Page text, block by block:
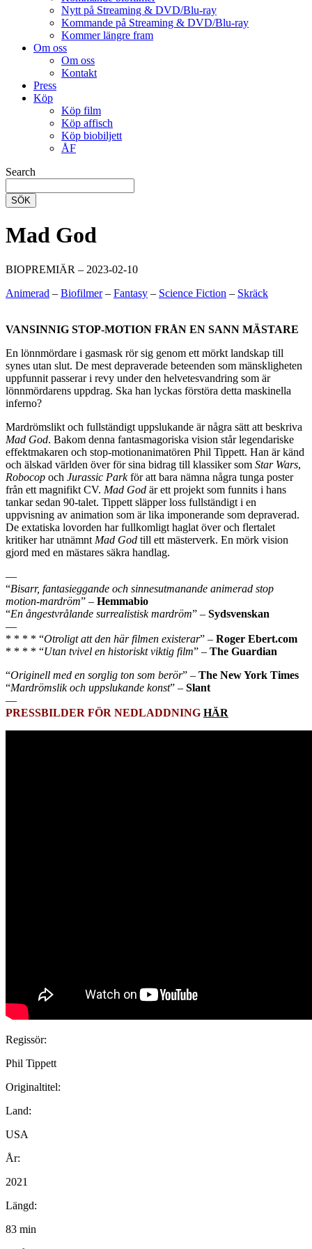
Nytt på Streaming & DVD/Blu-ray
Kommande på Streaming & DVD/Blu-ray
Kommer längre fram
Om oss
Om oss
Kontakt
Press
Köp
Köp film
Köp affisch
Köp biobiljett
ÅF
Search
SÖK
Mad God
BIOPREMIÄR – 2023-02-10
Animerad – Biofilmer– Fantasy – Science Fiction – Skräck
VANSINNIG STOP-MOTION FRÅN EN SANN MÄSTARE
En lönnmördare i gasmask rör sig genom ett mörkt landskap till
synes utan slut. De mest depraverade beteenden som mänskligheten
uppfunnit passerar i revy under den helvetesvandring som är
lönnmördarens uppdrag. Ska han lyckas förstöra detta maskinella
inferno?
Mardrömslikt och fullständigt uppslukande är några sätt att beskriva
Mad God. Bakom denna fantasmagoriska vision står legendariske
effektmakaren och stop-motionanimatören Phil Tippett. Han är känd
och älskad världen över för sina bidrag till klassiker som Star Wars,
Robocop och Jurassic Parkför att bara nämna några tunga poster
från ett magnifikt CV. Mad God är ett projekt som funnits i hans
tankar sedan 90-talet. Tippett släpper loss fullständigt i en
uppvisning av animation som är lika imponerande som depraverad.
De extatiska lovorden har fullkomligt haglat över och flertalet
kritiker har utnämnt Mad God till ett mästerverk. En mörk vision
gjord med en mästares säkra handlag.
—
“Bisarr, fantasieggande och sinnesutmanande animerad stop
motion-mardröm” – Hemmabio
“En ångestvrålande surrealistisk mardröm” – Sydsvenskan
—
* * * * “Otroligt att den här filmen existerar” – Roger Ebert.com
* * * * “Utan tvivel en historiskt viktig film” – The Guardian
“Originell med en sorglig ton som berör” – The New York Times
“Mardrömslik och uppslukande konst” – Slant
—
PRESSBILDER FÖR NEDLADDNING HÄR
Regissör:
Phil Tippett
Originaltitel:
Land:
USA
År:
2021
Längd:
83 min